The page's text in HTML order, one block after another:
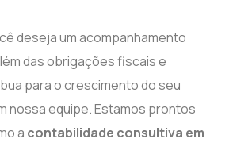
deseja um acompanhamento
das obrigações fiscais e
para o crescimento do seu
nossa equipe. Estamos prontos
a contabilidade consultiva em